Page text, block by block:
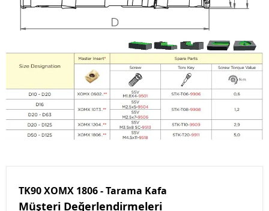
TK90 XOMX 1806 - Tarama Kafa
Müşteri Değerlendirmeleri